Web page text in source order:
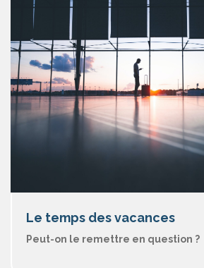
Le temps des vacances
Peut-on le remettre en question ?